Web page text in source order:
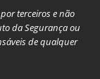
terceiros e não
da Segurança ou
de qualquer